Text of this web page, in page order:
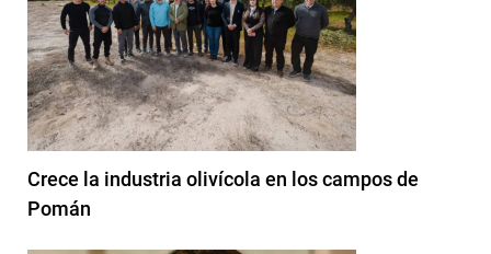
Crece la industria olivícola en los campos de
Pomán